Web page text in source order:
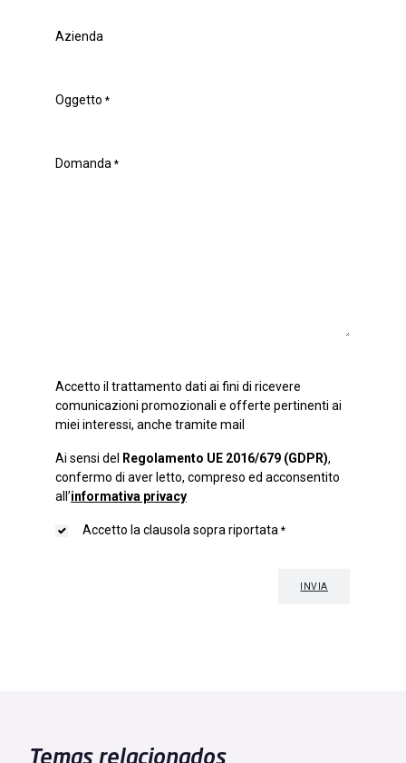
Temas relacionados